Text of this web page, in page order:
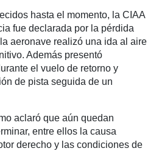
hasta el momento, la CIAA
fue declarada por la pérdida
aeronave realizó una ida al aire
Además presentó
el vuelo de retorno y
de pista seguida de un
aclaró que aún quedan
entre ellos la causa
derecho y las condiciones de